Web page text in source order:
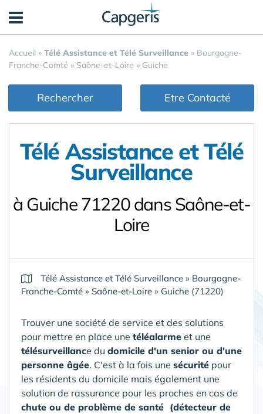
Accueil » Télé Assistance et Télé Surveillance » Bourgogne-
Franche-Comté » Saône-et-Loire » Guiche
Rechercher Etre Contacté
Télé Assistance et Télé
Surveillance
à Guiche 71220 dans Saône-et-
Loire
Télé Assistance et Télé Surveillance » Bourgogne-
Franche-Comté » Saône-et-Loire » Guiche (71220)
Trouver une société de service et des solutions
pour mettre en place une téléalarme et une
télésurveillance du domicile d'un senior ou d'une
personne âgée. C'est à la fois une sécurité pour
les résidents du domicile mais également une
solution de rassurance pour les proches en cas de
chute ou de problème de santé (détecteur de